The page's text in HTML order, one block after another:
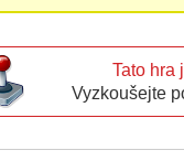
Tato hra
Vyzkoušejte